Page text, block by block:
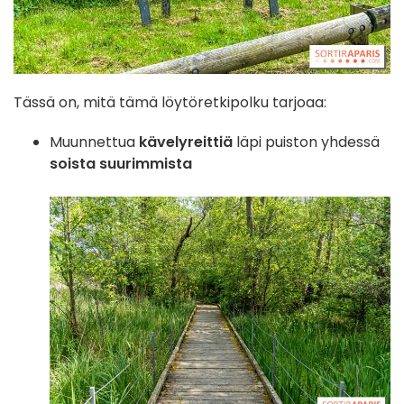
Tässä on, mitä tämä löytöretkipolku tarjoaa:
Muunnettua kävelyreittiä läpi puiston yhdessä
soista suurimmista